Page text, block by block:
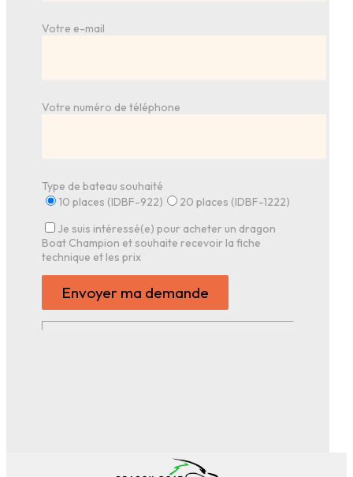
Votre e-mail
Votre numéro de téléphone
Type de bateau souhaité
10 places (IDBF-922)
20 places (IDBF-1222)
Je suis intéressé(e) pour acheter un dragon
Boat Champion et souhaite recevoir la fiche
technique et les prix